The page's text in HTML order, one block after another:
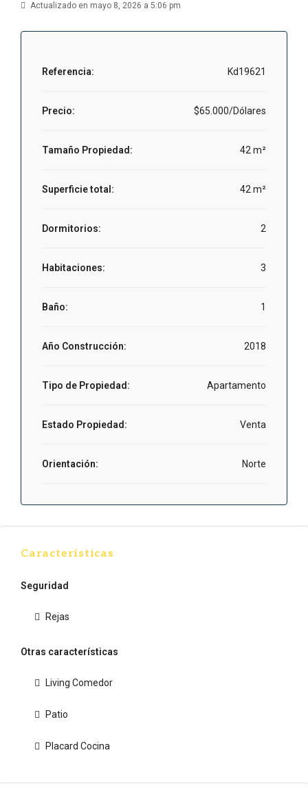
Actualizado en mayo 8, 2026 a 5:06 pm
Referencia: Kd19621
Precio: $65.000/Dólares
Tamaño Propiedad: 42 m²
Superficie total: 42 m²
Dormitorios: 2
Habitaciones: 3
Baño: 1
Año Construcción: 2018
Tipo de Propiedad: Apartamento
Estado Propiedad: Venta
Orientación: Norte
Características
Seguridad
Rejas
Otras características
Living Comedor
Patio
Placard Cocina